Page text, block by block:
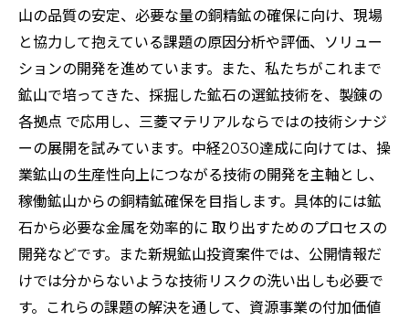
山の品質の安定、必要な量の銅精鉱の確保に向け、現場
と協力して抱えている課題の原因分析や評価、ソリュー
ションの開発を進めています。また、私たちがこれまで
鉱山で培ってきた、採掘した鉱石の選鉱技術を、製錬の
各拠点 で応用し、三菱マテリアルならではの技術シナジ
ーの展開を試みています。中経2030達成に向けては、操
業鉱山の生産性向上につながる技術の開発を主軸とし、
稼働鉱山からの銅精鉱確保を目指します。具体的には鉱
石から必要な金属を効率的に 取り出すためのプロセスの
開発などです。また新規鉱山投資案件では、公開情報だ
けでは分からないような技術リスクの洗い出しも必要で
す。これらの課題の解決を通して、資源事業の付加価値